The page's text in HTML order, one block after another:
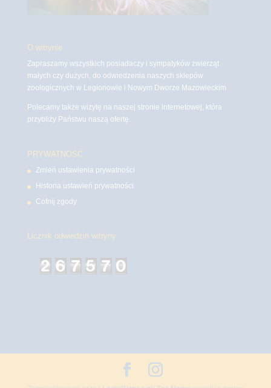
O witrynie
Zapraszamy wszystkich posiadaczy i sympatyków zwierząt
małych czy dużych, do odwiedzenia naszych sklepów
zoologicznych w Legionowie i Nowym Dworze Mazowieckim
Polecamy także wizytę na naszej stronie internetowej, która
przybliży Państwu naszą ofertę.
PRYWATNOŚĆ
Zmień ustawienia prywatności
Historia ustawień prywatności
Cofnij zgody
Licznik odwiedzin witryny